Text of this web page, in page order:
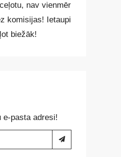
nav vienmēr
komisijas! Ietaupi
biežāk!
e-pasta adresi!